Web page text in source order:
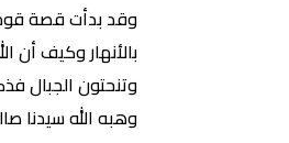
وقد بدأت قصة قوم
بالأنهار وكيف
وتنحتون الجبال
وهبه الله سيدنا